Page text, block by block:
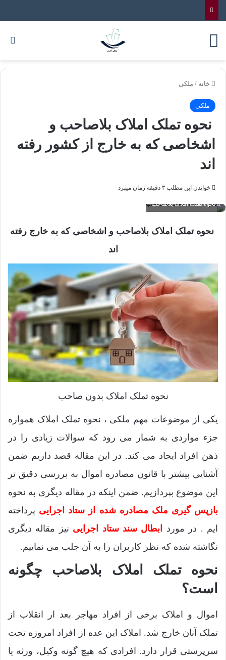
خانه / ملکی
ملکی
نحوه تملک املاک بلاصاحب و
اشخاصی که به خارج از کشور رفته
اند
خواندن این مطلب ۳ دقیقه زمان میبرد
نحوه تملک املاک بلاصاحب
نحوه تملک املاک بلاصاحب و اشخاصی که به خارج رفته
اند
نحوه تملک املاک بدون صاحب
یکی از موضوعات مهم ملکی ، نحوه تملک املاک همواره
جزء مواردی به شمار می‌ رود که سوالات زیادی را در
ذهن افراد ایجاد می کند. در این مقاله قصد داریم ضمن
آشنایی بیشتر با قانون مصادره اموال به بررسی دقیق تر
این موضوع بپردازیم. ضمن اینکه در مقاله دیگری به نحوه
بازپس گیری ملک مصادره شده از ستاد اجرایی پرداخته
ایم . در مورد
ابطال سند ستاد اجرایی نیز مقاله دیگری
نگاشته شده که نظر کاربران را به آن جلب می نماییم.
نحوه تملک املاک بلاصاحب چگونه
است؟
اموال و املاک برخی از افراد مهاجر بعد ار انقلاب از
تملک آنان خارج شد. املاک این عده از افراد امروزه تحت
سرپرستی قرار دارد. افرادی که هیچ گونه وکیل، ورثه یا